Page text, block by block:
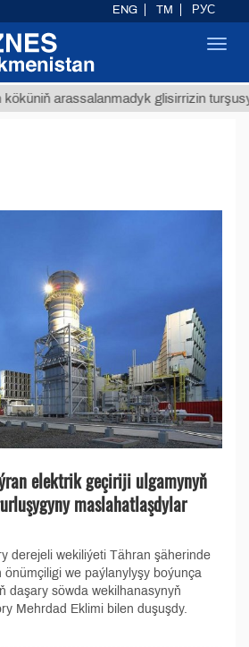
glisirrizin turşusy (t.)
elektrik geçiriji ulgamynyň
maslahatlaşdylar
derejeli wekiliýeti Tähran şäherinde
we paýlanylyşy boýunça
daşary söwda wekilhanasynyň
Mehrdad Eklimi bilen duşuşdy.
ENG TM РУС